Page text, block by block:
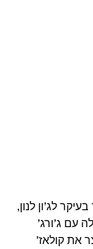
9″ מקושר בעיקר לג’ון לנון,
עם ג’ורג’
את קולאז’